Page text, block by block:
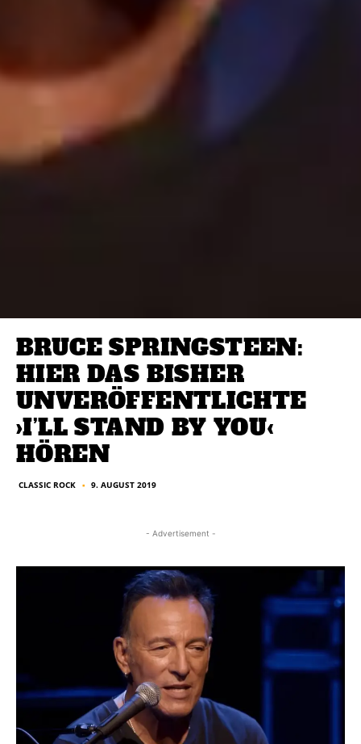
BRUCE SPRINGSTEEN:
HIER DAS BISHER
UNVERÖFFENTLICHTE
›I’LL STAND BY YOU‹
HÖREN
CLASSIC ROCK ■ 9. AUGUST 2019
- Advertisement -